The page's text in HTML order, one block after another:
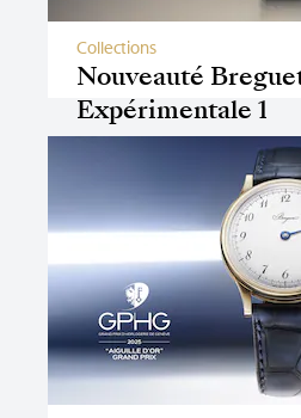
Nouveauté
Expérimentale 1
Collections